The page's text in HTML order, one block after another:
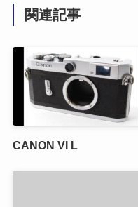
関連記事
CANON VI L